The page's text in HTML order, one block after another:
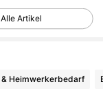
Alle Artikel
Heimwerkerbedarf